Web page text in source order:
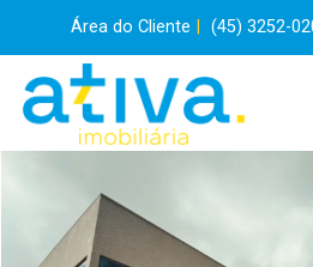
Área do Cliente (45) 3252-